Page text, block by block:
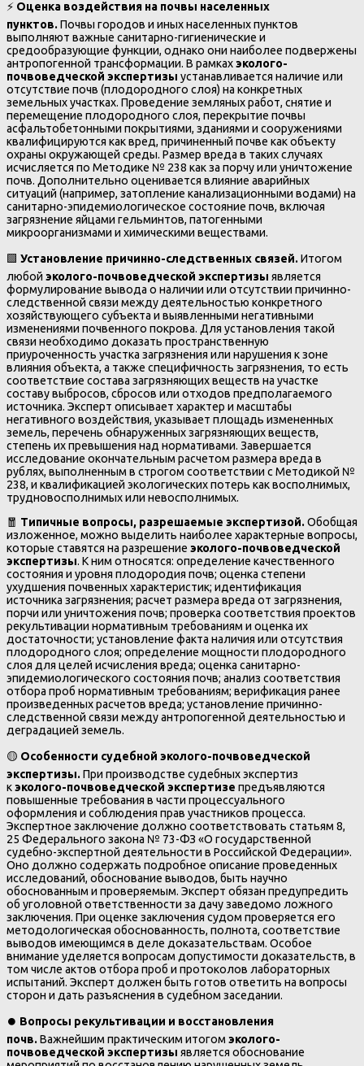
⚡ Оценка воздействия на почвы населенных
пунктов.Почвы городов и иных населенных пунктов
выполняют важные санитарно-гигиенические и
средообразующие функции, однако они наиболее подвержены
антропогенной трансформации. В рамкахэколого-
почвоведческой экспертизы устанавливается наличие или
отсутствие почв (плодородного слоя) на конкретных
земельных участках. Проведение земляных работ, снятие и
перемещение плодородного слоя, перекрытие почвы
асфальтобетонными покрытиями, зданиями и сооружениями
квалифицируются как вред, причиненный почве как объекту
охраны окружающей среды. Размер вреда в таких случаях
исчисляется по Методике № 238 как за порчу или уничтожение
почв. Дополнительно оценивается влияние аварийных
ситуаций (например, затопление канализационными водами) на
санитарно-эпидемиологическое состояние почв, включая
загрязнение яйцами гельминтов, патогенными
микроорганизмами и химическими веществами.
🟩 Установление причинно-следственных связей.Итогом
любой эколого-почвоведческой экспертизы является
формулирование вывода о наличии или отсутствии причинно-
следственной связи между деятельностью конкретного
хозяйствующего субъекта и выявленными негативными
изменениями почвенного покрова. Для установления такой
связи необходимо доказать пространственную
приуроченность участка загрязнения или нарушения к зоне
влияния объекта, а также специфичность загрязнения, то есть
соответствие состава загрязняющих веществ на участке
составу выбросов, сбросов или отходов предполагаемого
источника. Эксперт описывает характер и масштабы
негативного воздействия, указывает площадь измененных
земель, перечень обнаруженных загрязняющих веществ,
степень их превышения над нормативами. Завершается
исследование окончательным расчетом размера вреда в
рублях, выполненным в строгом соответствии с Методикой №
238, и квалификацией экологических потерь как восполнимых,
трудновосполнимых или невосполнимых.
🧧 Типичные вопросы, разрешаемые экспертизой.Обобщая
изложенное, можно выделить наиболее характерные вопросы,
которые ставятся на разрешение эколого-почвоведческой
экспертизы. К ним относятся: определение качественного
состояния и уровня плодородия почв; оценка степени
ухудшения почвенных характеристик; идентификация
источника загрязнения; расчет размера вреда от загрязнения,
порчи или уничтожения почв; проверка соответствия проектов
рекультивации нормативным требованиям и оценка их
достаточности; установление факта наличия или отсутствия
плодородного слоя; определение мощности плодородного
слоя для целей исчисления вреда; оценка санитарно-
эпидемиологического состояния почв; анализ соответствия
отбора проб нормативным требованиям; верификация ранее
произведенных расчетов вреда; установление причинно-
следственной связи между антропогенной деятельностью и
деградацией земель.
🟡 Особенности судебной эколого-почвоведческой
экспертизы.При производстве судебных экспертиз
кэколого-почвоведческой экспертизе предъявляются
повышенные требования в части процессуального
оформления и соблюдения прав участников процесса.
Экспертное заключение должно соответствовать статьям 8,
25 Федерального закона № 73-ФЗ «О государственной
судебно-экспертной деятельности в Российской Федерации».
Оно должно содержать подробное описание проведенных
исследований, обоснование выводов, быть научно
обоснованным и проверяемым. Эксперт обязан предупредить
об уголовной ответственности за дачу заведомо ложного
заключения. При оценке заключения судом проверяется его
методологическая обоснованность, полнота, соответствие
выводов имеющимся в деле доказательствам. Особое
внимание уделяется вопросам допустимости доказательств, в
том числе актов отбора проб и протоколов лабораторных
испытаний. Эксперт должен быть готов ответить на вопросы
сторон и дать разъяснения в судебном заседании.
⏺️ Вопросы рекультивации и восстановления
почв.Важнейшим практическим итогом эколого-
почвоведческой экспертизы является обоснование